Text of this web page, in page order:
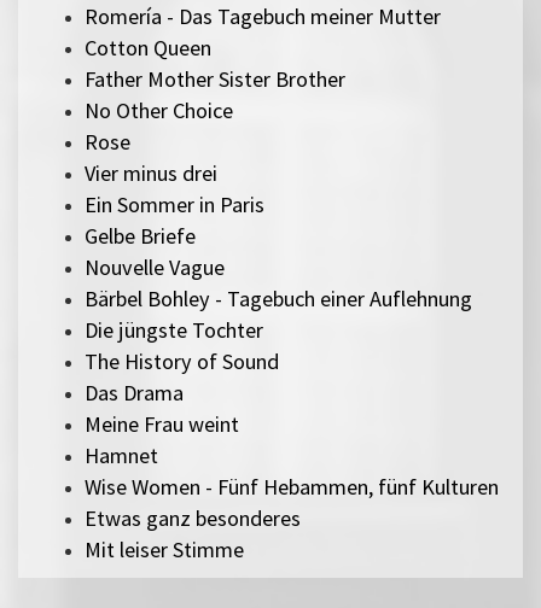
Romería - Das Tagebuch meiner Mutter
Cotton Queen
Father Mother Sister Brother
No Other Choice
Rose
Vier minus drei
Ein Sommer in Paris
Gelbe Briefe
Nouvelle Vague
Bärbel Bohley - Tagebuch einer Auflehnung
Die jüngste Tochter
The History of Sound
Das Drama
Meine Frau weint
Hamnet
Wise Women - Fünf Hebammen, fünf Kulturen
Etwas ganz besonderes
Mit leiser Stimme